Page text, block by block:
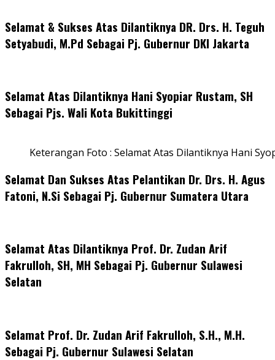
Selamat & Sukses Atas Dilantiknya DR. Drs. H. Teguh
Setyabudi, M.Pd Sebagai Pj. Gubernur DKI Jakarta
Selamat Atas Dilantiknya Hani Syopiar Rustam, SH
Sebagai Pjs. Wali Kota Bukittinggi
Keterangan Foto : Selamat Atas Dilantiknya Hani
Selamat Dan Sukses Atas Pelantikan Dr. Drs. H. Agus
Fatoni, N.Si Sebagai Pj. Gubernur Sumatera Utara
Selamat Atas Dilantiknya Prof. Dr. Zudan Arif
Fakrulloh, SH, MH Sebagai Pj. Gubernur Sulawesi
Selatan
Selamat Prof. Dr. Zudan Arif Fakrulloh, S.H., M.H.
Sebagai Pj. Gubernur Sulawesi Selatan